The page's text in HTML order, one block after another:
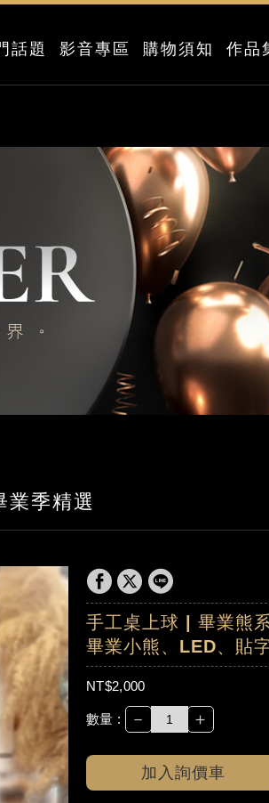
話題 影音專區 購物須知 作品
業季精選
手工桌上球 | 畢業熊
畢業小熊、LED、貼字
NT$2,000
數量 : － ＋
加入詢價車